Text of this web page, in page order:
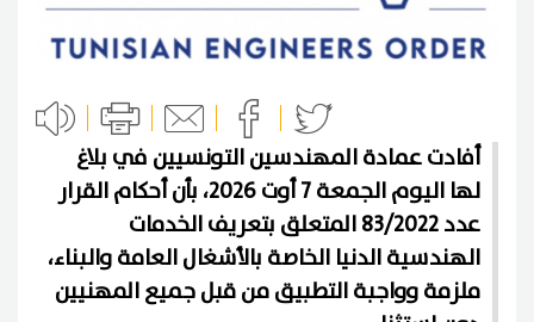
أفادت عمادة المهندسين التونسيين في بلاغ
لها اليوم الجمعة 7 أوت 2026، بأن أحكام القرار
عدد 83/2022 المتعلق بتعريف الخدمات
الهندسية الدنيا الخاصة بالأشغال العامة والبناء،
ملزمة وواجبة التطبيق من قبل جميع المهنيين